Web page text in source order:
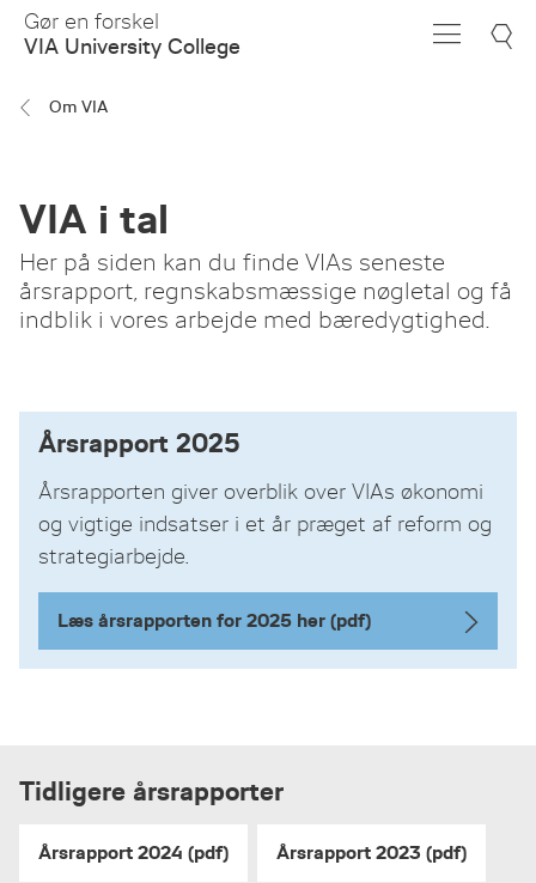
Skip
Main
Gør en forskel
VIA University College
Om VIA
VIA i tal
Her på siden kan du finde VIAs seneste
årsrapport, regnskabsmæssige nøgletal og få
indblik i vores arbejde med bæredygtighed.
Årsrapport 2025
Årsrapporten giver overblik over VIAs økonomi
og vigtige indsatser i et år præget af reform og
strategiarbejde.
Læs årsrapporten for 2025 her (pdf)
Tidligere årsrapporter
Årsrapport 2024 (pdf) Årsrapport 2023 (pdf)